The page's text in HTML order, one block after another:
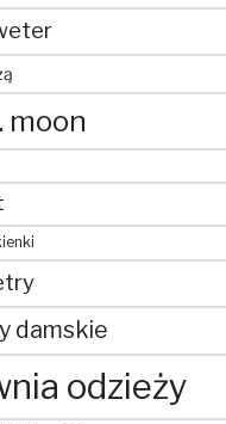
moon
damskie
odzieży